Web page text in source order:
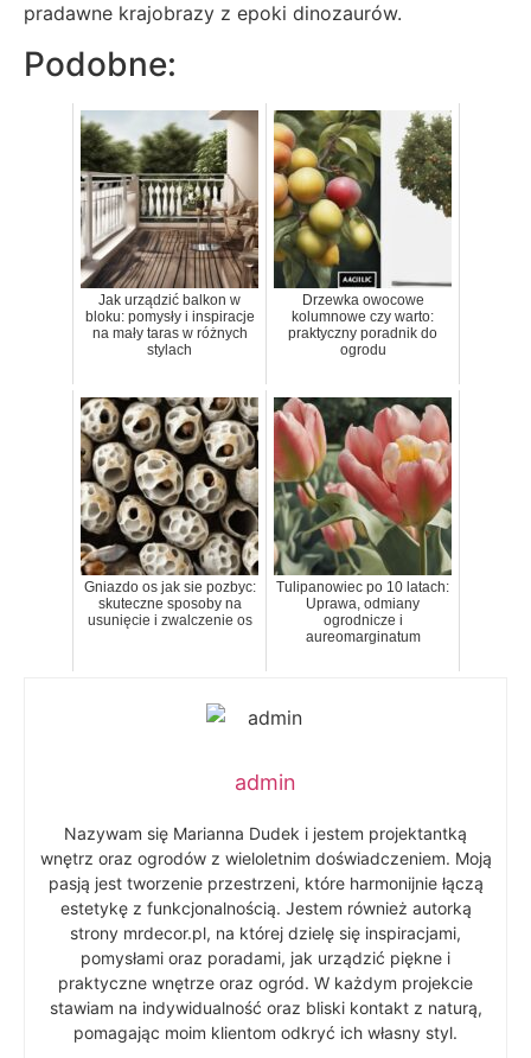
pradawne krajobrazy z epoki dinozaurów.
Podobne:
Jak urządzić balkon w
bloku: pomysły i inspiracje
na mały taras w różnych
stylach
Drzewka owocowe
kolumnowe czy warto:
praktyczny poradnik do
ogrodu
Gniazdo os jak sie pozbyc:
skuteczne sposoby na
usunięcie i zwalczenie os
Tulipanowiec po 10 latach:
Uprawa, odmiany
ogrodnicze i
aureomarginatum
admin
Nazywam się Marianna Dudek i jestem projektantką
wnętrz oraz ogrodów z wieloletnim doświadczeniem. Moją
pasją jest tworzenie przestrzeni, które harmonijnie łączą
estetykę z funkcjonalnością. Jestem również autorką
strony mrdecor.pl, na której dzielę się inspiracjami,
pomysłami oraz poradami, jak urządzić piękne i
praktyczne wnętrze oraz ogród. W każdym projekcie
stawiam na indywidualność oraz bliski kontakt z naturą,
pomagając moim klientom odkryć ich własny styl.